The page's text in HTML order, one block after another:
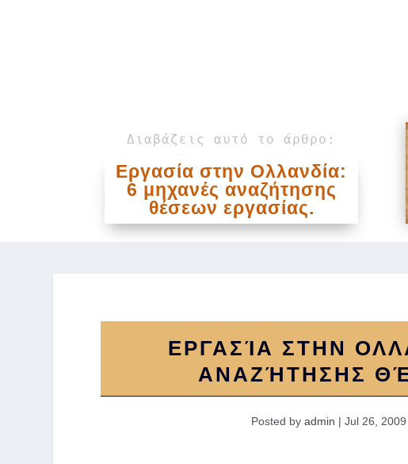
Διαβάζεις αυτό το άρθρο:
Εργασία στην Ολλανδία:
6 μηχανές αναζήτησης
θέσεων εργασίας.
ΕΡΓΑΣΊΑ ΣΤΗΝ
ΑΝΑΖΉΤΗΣΗΣ
Posted by admin | Jul 26, 2009